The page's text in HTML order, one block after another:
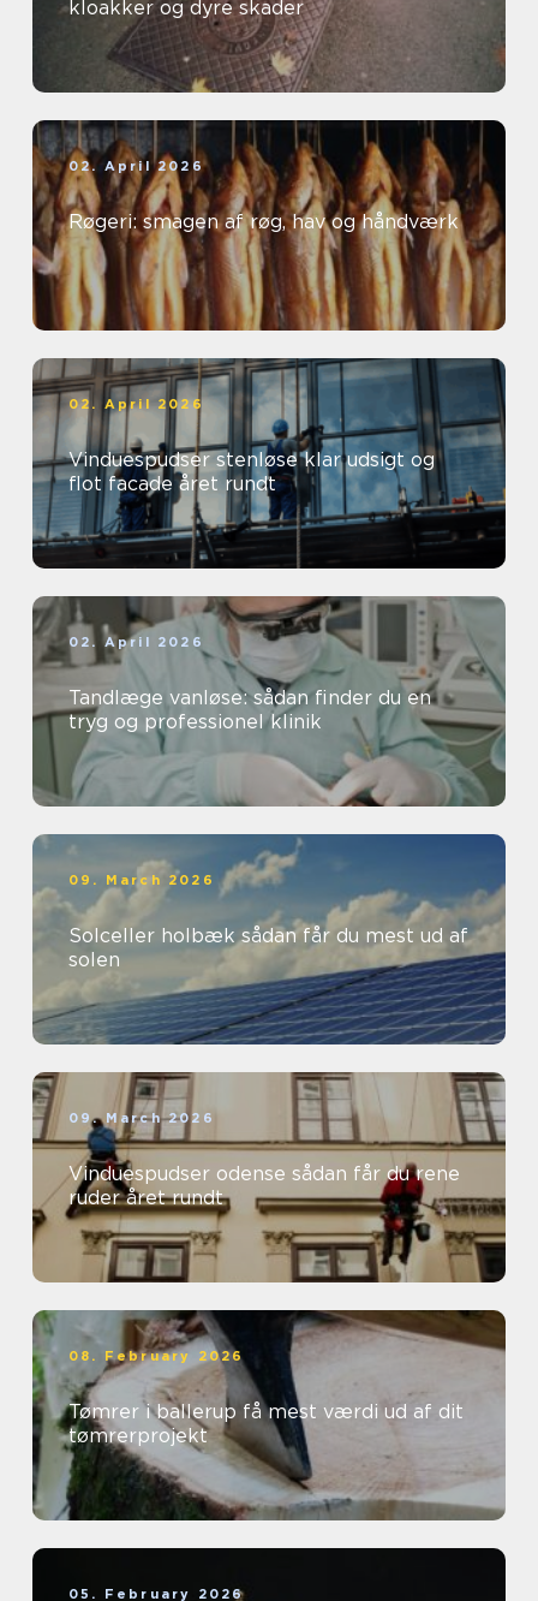
kloakker og dyre skader
02. April 2026
Røgeri: smagen af røg, hav og håndværk
02. April 2026
Vinduespudser stenløse klar udsigt og
flot facade året rundt
02. April 2026
Tandlæge vanløse: sådan finder du en
tryg og professionel klinik
09. March 2026
Solceller holbæk sådan får du mest ud af
solen
09. March 2026
Vinduespudser odense sådan får du rene
ruder året rundt
08. February 2026
Tømrer i ballerup få mest værdi ud af dit
tømrerprojekt
05. February 2026